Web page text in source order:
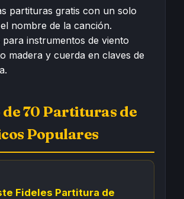
partituras gratis con un solo
nombre de la canción.
para instrumentos de viento
madera y cuerda en claves de
70 Partituras de
Populares
Fideles Partitura de